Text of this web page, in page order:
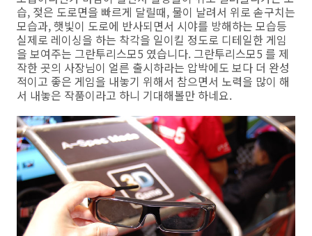
습, 젖은 도로면을 빠르게 달릴때, 물이 날려서 위로 솓구치는
모습과, 햇빛이 도로에 반사되면서 시야를 방해하는 모습등
실제로 레이싱을 하는 착각을 일이킬 정도로 디테일한 게임
을 보여주는 그란투리스모5 였습니다. 그란투리스모5 를 제
작한 곳의 사장님이 얼른 출시하라는 압박에도 보다 더 완성
적이고 좋은 게임을 내놓기 위해서 참으면서 노력을 많이 해
서 내놓은 작품이라고 하니 기대해볼만 하네요.